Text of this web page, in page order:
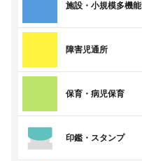
施設・小規模多機能
障害児通所
保育・病児保育
印鑑・スタンプ